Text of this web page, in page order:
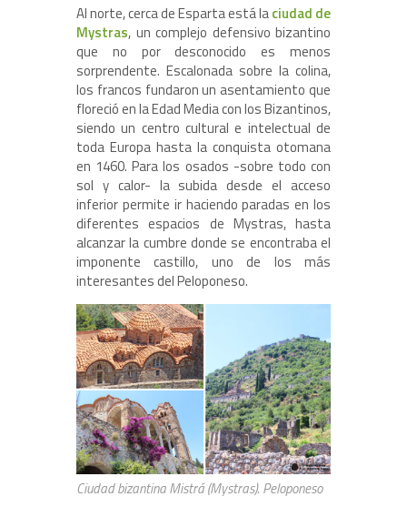
Al norte, cerca de Esparta está laciudad de
Mystras, un complejo defensivo bizantino
que no por desconocido es menos
sorprendente. Escalonada sobre la colina,
los francos fundaron un asentamiento que
floreció en la Edad Media con los Bizantinos,
siendo un centro cultural e intelectual de
toda Europa hasta la conquista otomana
en 1460. Para los osados -sobre todo con
sol y calor- la subida desde el acceso
inferior permite ir haciendo paradas en los
diferentes espacios de Mystras, hasta
alcanzar la cumbre donde se encontraba el
imponente castillo, uno de los más
interesantes del Peloponeso.
Ciudad bizantina Mistrá (Mystras). Peloponeso